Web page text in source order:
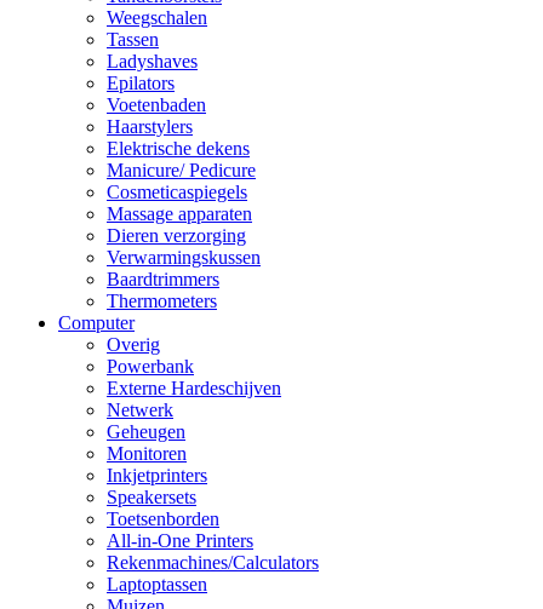
Weegschalen
Tassen
Ladyshaves
Epilators
Voetenbaden
Haarstylers
Elektrische dekens
Manicure/ Pedicure
Cosmeticaspiegels
Massage apparaten
Dieren verzorging
Verwarmingskussen
Baardtrimmers
Thermometers
Computer
Overig
Powerbank
Externe Hardeschijven
Netwerk
Geheugen
Monitoren
Inkjetprinters
Speakersets
Toetsenborden
All-in-One Printers
Rekenmachines/Calculators
Laptoptassen